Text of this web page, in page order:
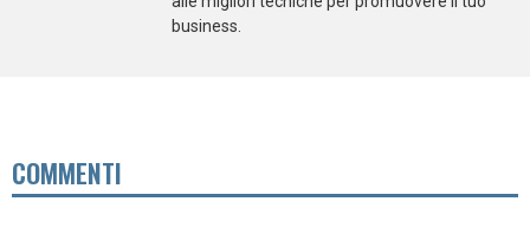
business.
COMMENTI